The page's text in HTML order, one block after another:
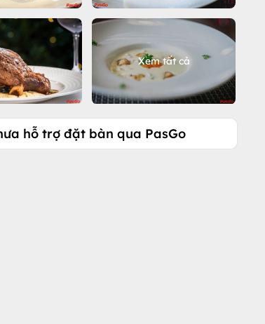
Xem tất cả
hỗ trợ đặt bàn qua PasGo